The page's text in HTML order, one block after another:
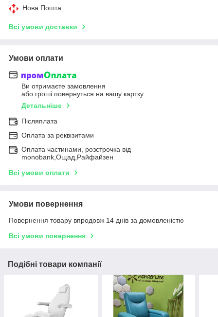
Нова Пошта
Всі умови доставки
Умови оплати
Ви отримаєте замовлення
або гроші повернуться на вашу картку
Детальніше
Післяплата
Оплата за реквізитами
Оплата частинами, розстрочка від
monobank,Ощад,Райфайзен
Всі умови оплати
Умови повернення
Повернення товару впродовж 14 днів за домовленістю
Всі умови повернення
Подібні товари компанії